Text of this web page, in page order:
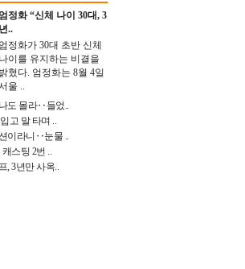
엄정화 “신체 나이 30대, 3
년..
엄정화가 30대 초반 신체
나이를 유지하는 비결을
밝혔다. 엄정화는 8월 4일
울 ..
도 몰라‥들었..
고 말 타며 ..
이라니‥눈물 ..
캐스팅 2번 ..
, 3년만 사옥..